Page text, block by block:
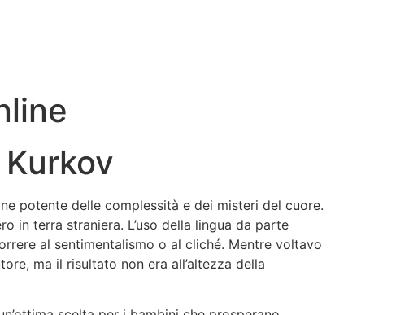
potente delle complessità e dei misteri del cuore.
in terra straniera. L’uso della lingua da parte
al sentimentalismo o al cliché. Mentre voltavo
ma il risultato non era all’altezza della